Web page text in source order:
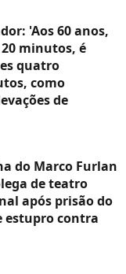
'Aos 60 anos,
minutos, é
quatro
como
de
do Marco Furlan
de teatro
após prisão do
estupro contra